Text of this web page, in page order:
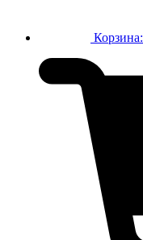
Корзина: